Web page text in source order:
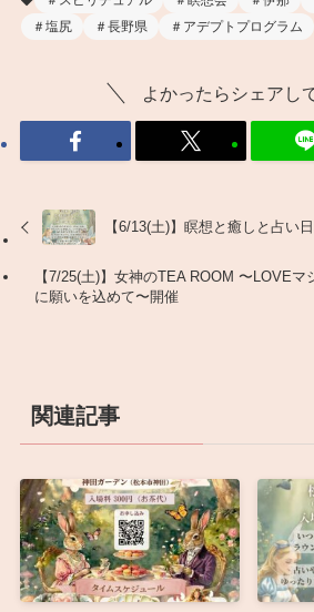
＃塩尻
＃長野県 ＃アデプトプログラム
よかったらシェアし
【6/13(土)】瞑想と癒しと占い
【7/25(土)】女神のTEA ROOM 〜LOVEマ
に願いを込めて〜開催
関連記事